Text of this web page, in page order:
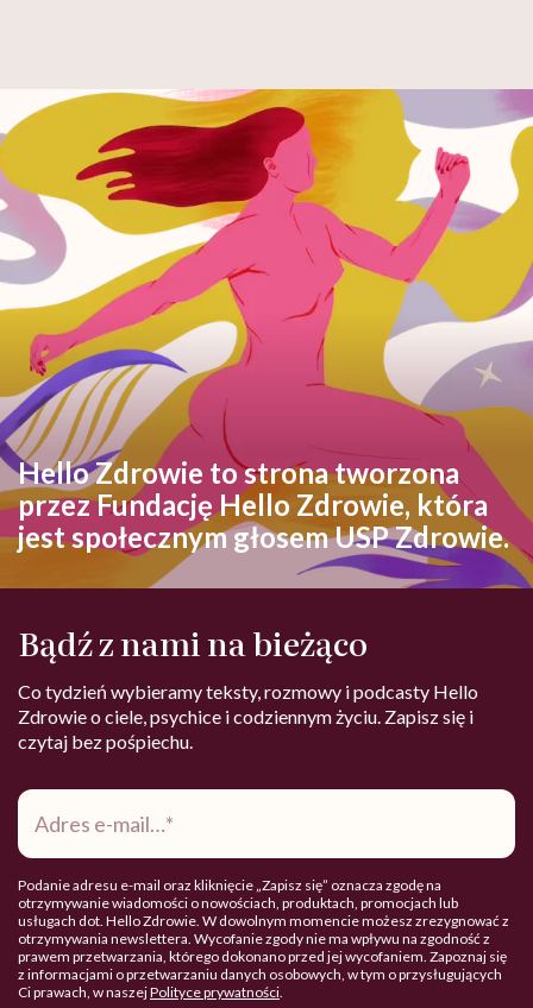
Hello Zdrowie to strona tworzona
przez Fundację Hello Zdrowie, która
jest społecznym głosem USP Zdrowie.
Bądź z nami na bieżąco
Co tydzień wybieramy teksty, rozmowy i podcasty Hello
Zdrowie o ciele, psychice i codziennym życiu. Zapisz się i
czytaj bez pośpiechu.
Adres
mail*
Podanie adresu e-mail oraz kliknięcie „Zapisz się” oznacza zgodę na
otrzymywanie wiadomości o nowościach, produktach, promocjach lub
usługach dot. Hello Zdrowie. W dowolnym momencie możesz zrezygnować z
otrzymywania newslettera. Wycofanie zgody nie ma wpływu na zgodność z
prawem przetwarzania, którego dokonano przed jej wycofaniem. Zapoznaj się
z informacjami o przetwarzaniu danych osobowych, w tym o przysługujących
Ci prawach, w naszejPolityce prywatności.